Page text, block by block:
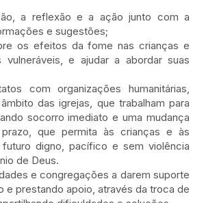
a reflexão e a ação junto com a
e sugestões;
os efeitos da fome nas crianças e
vulneráveis, e ajudar a abordar suas
com organizações humanitárias,
das igrejas, que trabalham para
socorro imediato e uma mudança
que permita às crianças e às
digno, pacífico e sem violência
de Deus.
e congregações a darem suporte
e prestando apoio, através da troca de